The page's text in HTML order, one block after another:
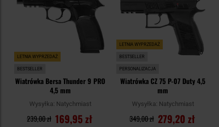
LETNIA WYPRZEDAŻ
BESTSELLER
Wiatrówka Bersa Thunder 9 PRO
4,5 mm
Wysyłka: Natychmiast
169,95 zł
239,00 zł
LETNIA WYPRZEDAŻ
BESTSELLER
PERSONALIZACJA
Wiatrówka CZ 75 P-07 Duty 4,5
mm
Wysyłka: Natychmiast
279,20 zł
349,00 zł